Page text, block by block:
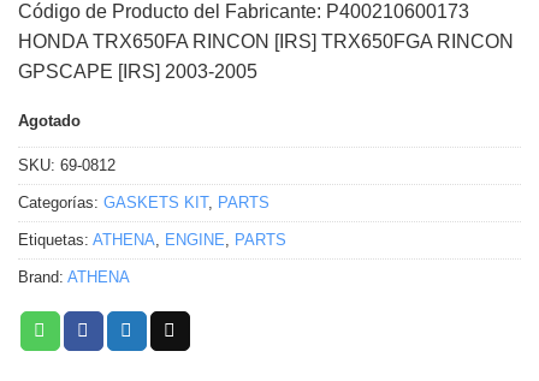
Código de Producto del Fabricante: P400210600173
HONDA TRX650FA RINCON [IRS] TRX650FGA RINCON
GPSCAPE [IRS] 2003-2005
Agotado
SKU: 69-0812
Categorías: GASKETS KIT, PARTS
Etiquetas: ATHENA, ENGINE, PARTS
Brand: ATHENA